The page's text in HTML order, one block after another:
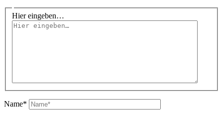
Hier eingeben…
Name*